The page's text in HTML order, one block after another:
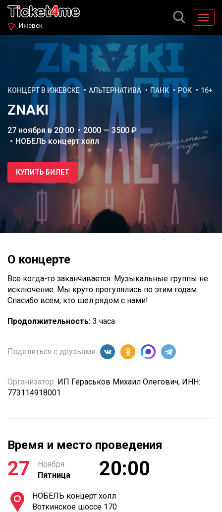
Ижевск
КОНЦЕРТ В ИЖЕВСКЕ АЛЬТЕРНАТИВА ПАНК РОК 16+
ZNAKI
27 ноября в 20:00
2000 — 3500 ₽
НОБЕЛЬ концерт холл
КУПИТЬ БИЛЕТ
О концерте
Все когда-то заканчивается. Музыкальные группы не
исключение. Мы круто прогулялись по этим годам.
Спасибо всем, кто шел рядом с нами!
Продолжительность: 3 часа
Поделиться с друзьями:
Организатор: ИП Гераськов Михаил Олегович, ИНН:
773114918001
Время и место проведения
27
Ноября
Пятница
20:00
НОБЕЛЬ концерт холл
Воткинское шоссе 170